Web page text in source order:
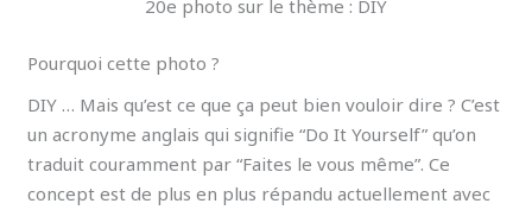
20e photo sur le thème : DIY
Pourquoi cette photo ?
DIY … Mais qu’est ce que ça peut bien vouloir dire ? C’est
un acronyme anglais qui signifie “Do It Yourself” qu’on
traduit couramment par “Faites le vous même”. Ce
concept est de plus en plus répandu actuellement avec